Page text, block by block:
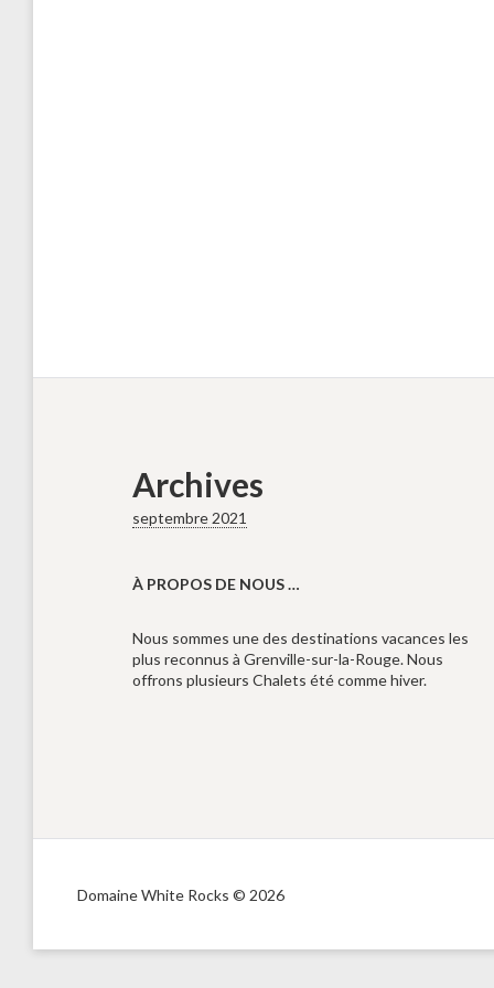
Archives
septembre 2021
À PROPOS DE NOUS …
Nous sommes une des destinations vacances les
plus reconnus à Grenville-sur-la-Rouge. Nous
offrons plusieurs Chalets été comme hiver.
Domaine White Rocks © 2026